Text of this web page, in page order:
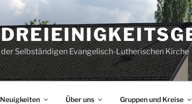
der Selbständigen Evangelisch-Lutherischen Kirche
Neuigkeiten Über uns Gruppen und Kreise